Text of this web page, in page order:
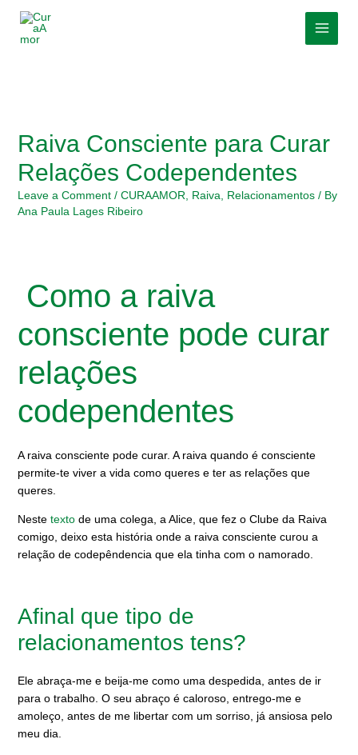
content
Raiva Consciente para Curar
Relações Codependentes
Leave a Comment / CURAAMOR Raiva Relacionamentos/ By
Ana Paula Lages Ribeiro
Como a raiva
consciente pode curar
relações
codependentes
A raiva consciente pode curar. A raiva quando é consciente
permite-te viver a vida como queres e ter as relações que
queres.
Neste textode uma colega, a Alice, que fez o Clube da Raiva
comigo, deixo esta história onde a raiva consciente curou a
relação de codepêndencia que ela tinha com o namorado.
Afinal que tipo de
relacionamentos tens?
Ele abraça-me e beija-me como uma despedida, antes de ir
para o trabalho. O seu abraço é caloroso, entrego-me e
amoleço, antes de me libertar com um sorriso, já ansiosa pelo
meu dia.
navigation